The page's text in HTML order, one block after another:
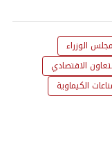
مجلس الوزراء
الاقتصادي
الكيماوية